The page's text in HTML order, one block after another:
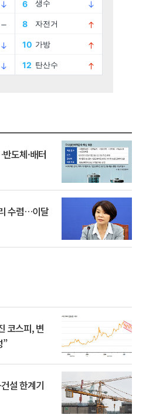
도체·배터
수렴…이달
코스피, 변
”
설 한계기